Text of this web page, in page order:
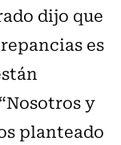
dijo que
es
y
planteado